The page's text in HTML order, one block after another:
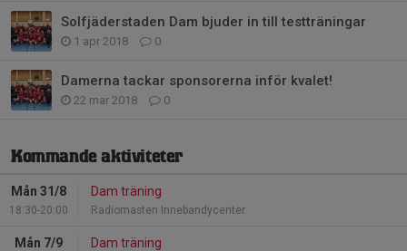
Solfjäderstaden Dam bjuder in till testträningar
1 apr 2018 0
Damerna tackar sponsorerna inför kvalet!
22 mar 2018 0
Kommande aktiviteter
Mån 31/8
18:30-20:00
Dam träning
Radiomasten Innebandycenter
Mån 7/9 Dam träning